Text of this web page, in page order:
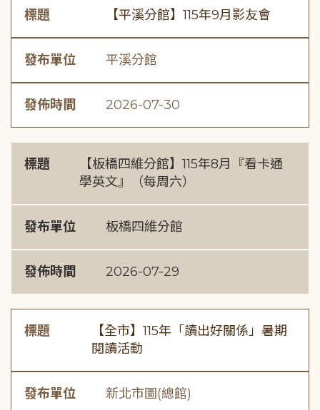
標題 【平溪分館】115年9月影友會
發布單位 平溪分館
發佈時間 2026-07-30
標題
【板橋四維分館】115年8月『看卡通
學英文』（每周六）
發布單位 板橋四維分館
發佈時間 2026-07-29
標題
【全市】115年「讀出好關係」暑期
閱讀活動
發布單位 新北市圖(總館)